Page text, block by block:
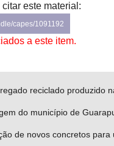
este material:
capes/1091192
a este item.
reciclado produzido
do município de
de novos concretos para